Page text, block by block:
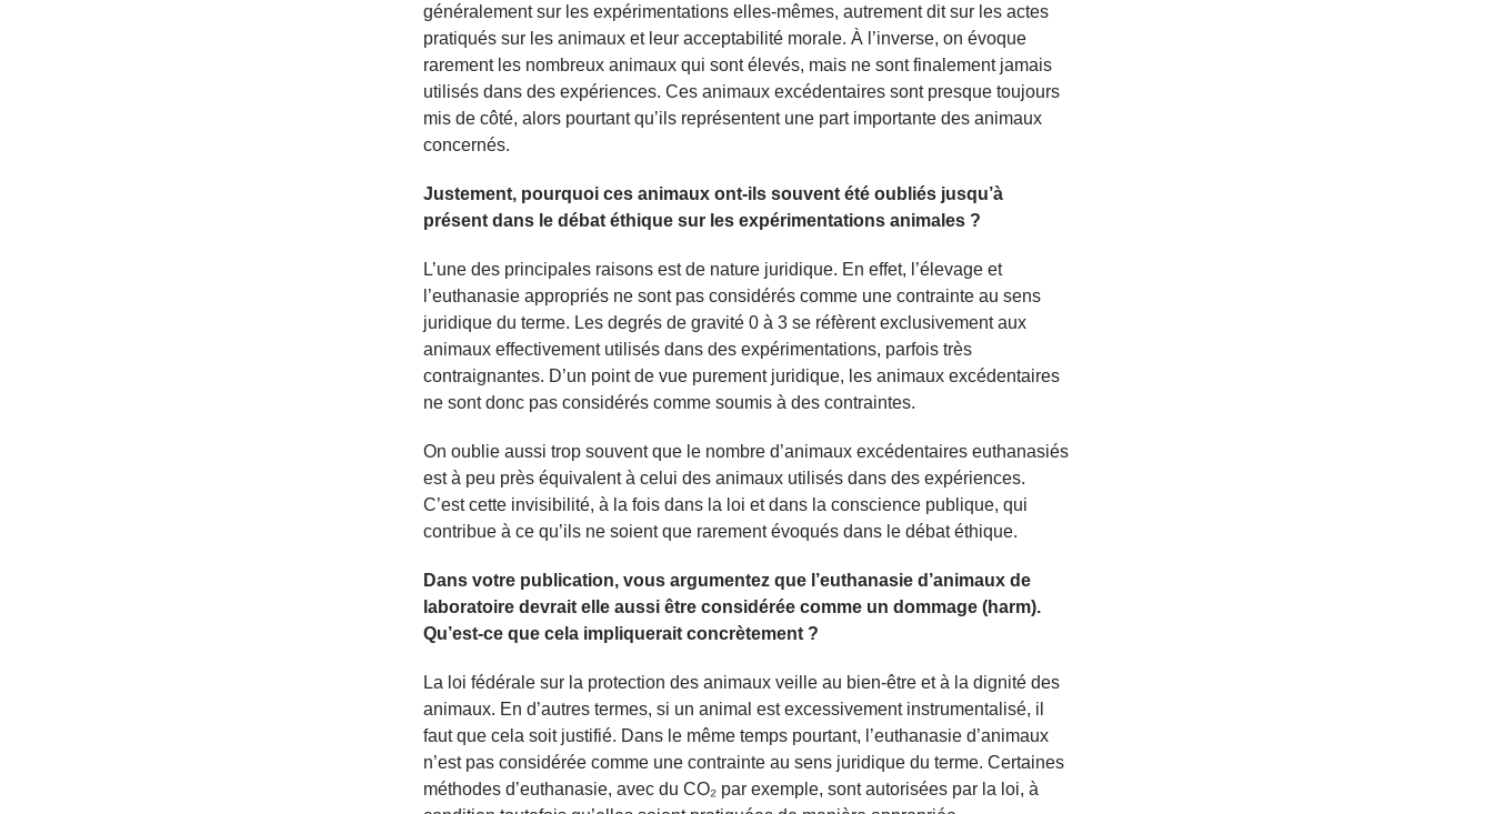
généralement sur les expérimentations elles-mêmes, autrement dit sur les actes
pratiqués sur les animaux et leur acceptabilité morale. À l’inverse, on évoque
rarement les nombreux animaux qui sont élevés, mais ne sont finalement jamais
utilisés dans des expériences. Ces animaux excédentaires sont presque toujours
mis de côté, alors pourtant qu’ils représentent une part importante des animaux
concernés.
Justement, pourquoi ces animaux ont-ils souvent été oubliés jusqu’à
présent dans le débat éthique sur les expérimentations animales ?
L’une des principales raisons est de nature juridique. En effet, l’élevage et
l’euthanasie appropriés ne sont pas considérés comme une contrainte au sens
juridique du terme. Les degrés de gravité 0 à 3 se réfèrent exclusivement aux
animaux effectivement utilisés dans des expérimentations, parfois très
contraignantes. D’un point de vue purement juridique, les animaux excédentaires
ne sont donc pas considérés comme soumis à des contraintes.
On oublie aussi trop souvent que le nombre d’animaux excédentaires euthanasiés
est à peu près équivalent à celui des animaux utilisés dans des expériences.
C’est cette invisibilité, à la fois dans la loi et dans la conscience publique, qui
contribue à ce qu’ils ne soient que rarement évoqués dans le débat éthique.
Dans votre publication, vous argumentez que l’euthanasie d’animaux de
laboratoire devrait elle aussi être considérée comme un dommage (harm).
Qu’est-ce que cela impliquerait concrètement ?
La loi fédérale sur la protection des animaux veille au bien-être et à la dignité des
animaux. En d’autres termes, si un animal est excessivement instrumentalisé, il
faut que cela soit justifié. Dans le même temps pourtant, l’euthanasie d’animaux
n’est pas considérée comme une contrainte au sens juridique du terme. Certaines
méthodes d’euthanasie, avec du CO₂ par exemple, sont autorisées par la loi, à